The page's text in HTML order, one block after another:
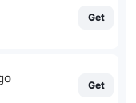
Get
Get